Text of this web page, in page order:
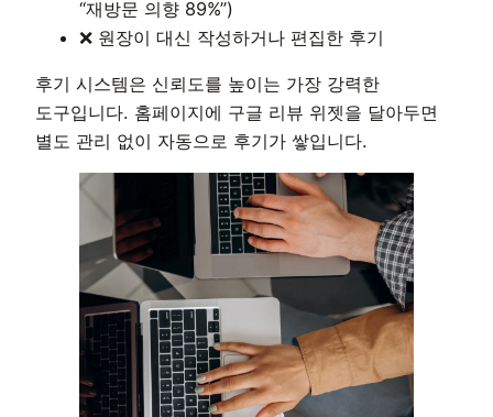
“재방문 의향 89%”)
❌ 원장이 대신 작성하거나 편집한 후기
후기 시스템은 신뢰도를 높이는 가장 강력한
도구입니다. 홈페이지에 구글 리뷰 위젯을 달아두면
별도 관리 없이 자동으로 후기가 쌓입니다.